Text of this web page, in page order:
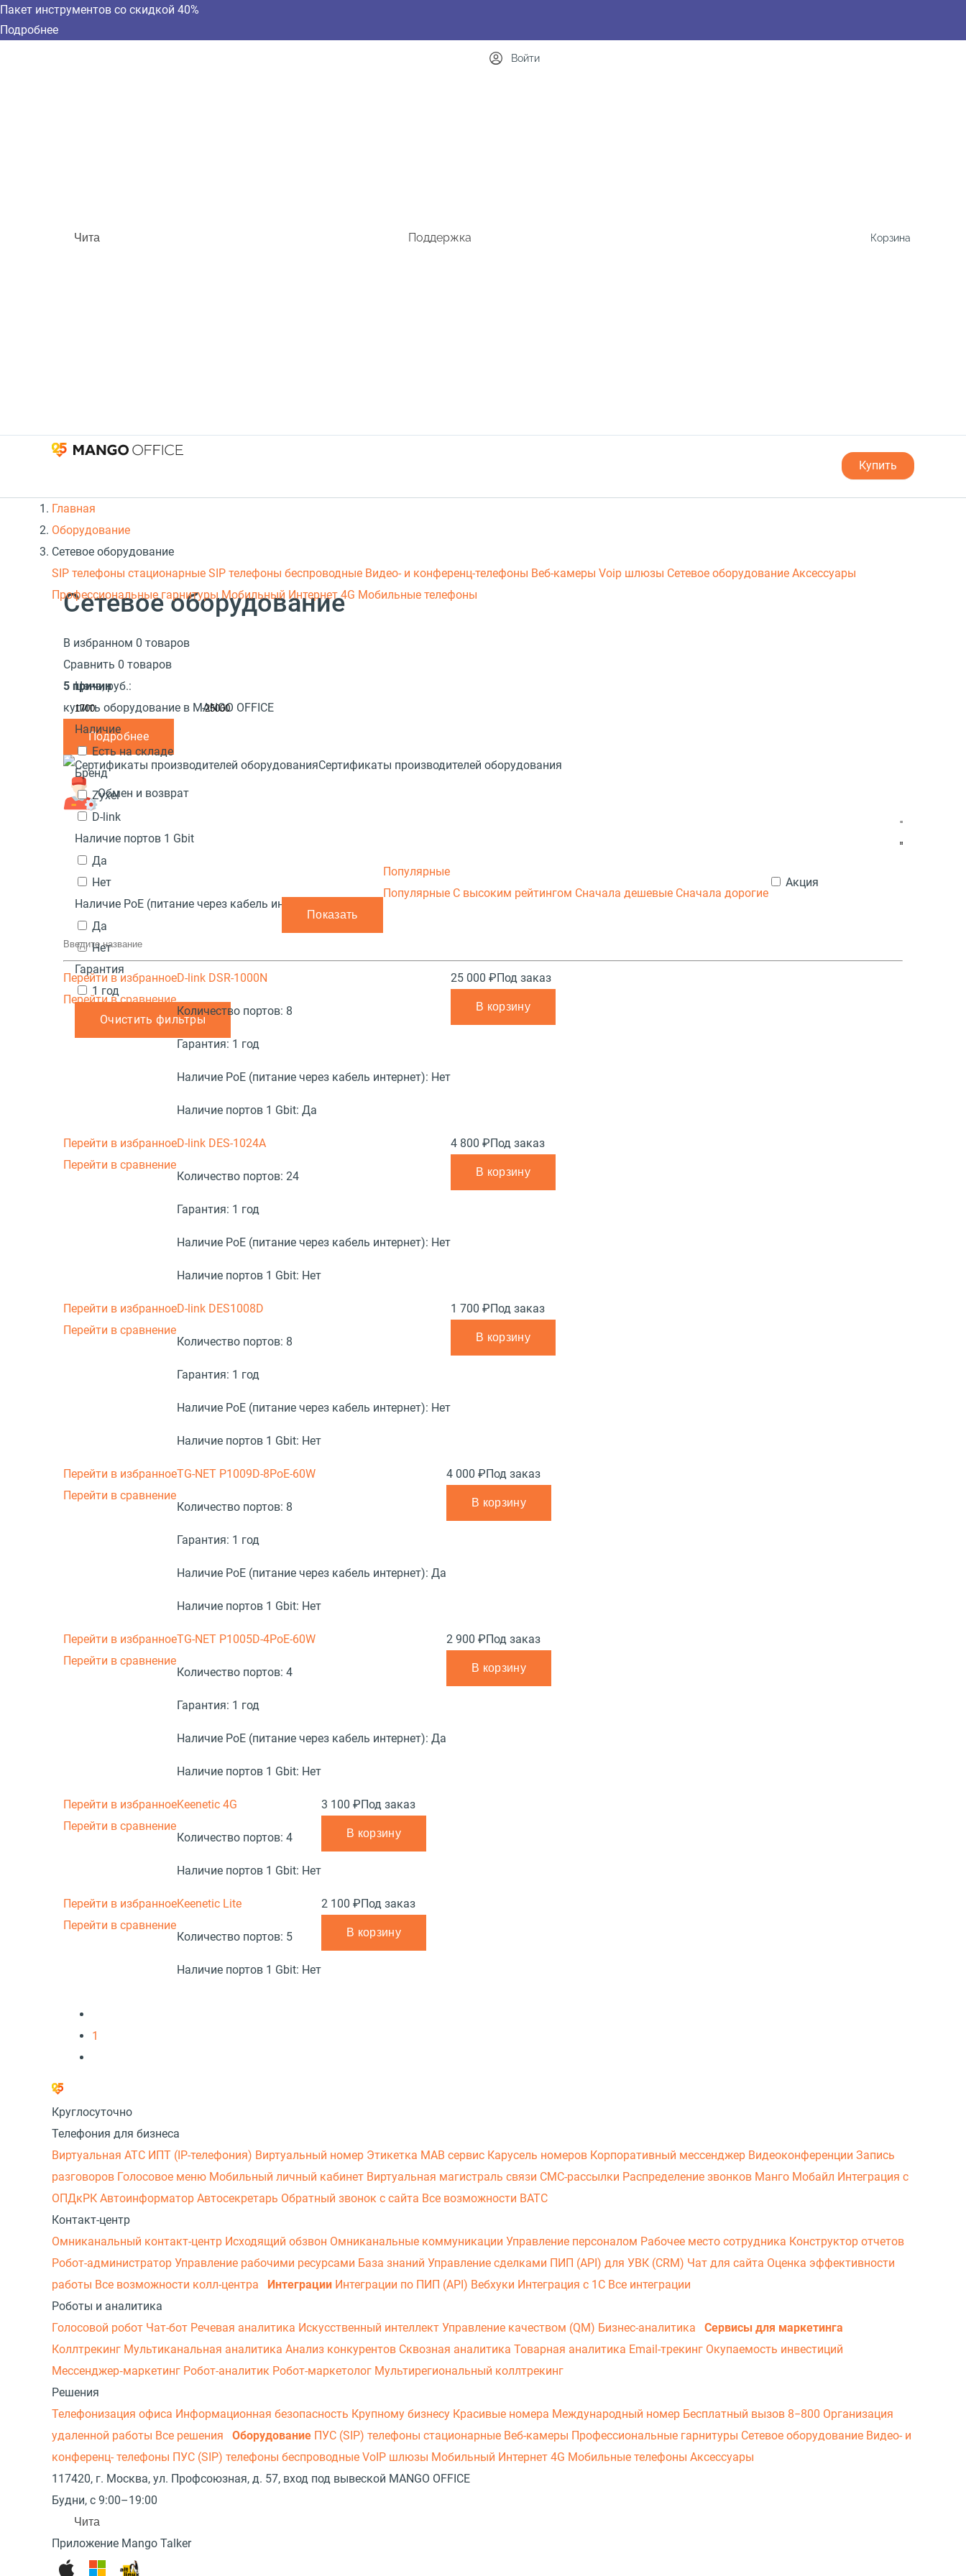
Пакет инструментов со скидкой 40%
Подробнее
Чита Поддержка
Войти
Корзина
Купить
Главная
Оборудование
Сетевое оборудование
SIP телефоны стационарные SIP телефоны беспроводные Видео- и конференц-телефоны Веб-камеры Voip шлюзы Сетевое оборудование Аксессуары
Профессиональные гарнитурыМобильный Интернет 4G Мобильные телефоны
Сетевое оборудование
В избранном 0 товаров
Сравнить 0 товаров
Цена, руб.:
-
Наличие
Есть на складе
Бренд
Zyxel
D-link
Наличие портов 1 Gbit
Да
Нет
Наличие PoE (питание через кабель интернет)
Да
Нет
Гарантия
1 год
Очистить фильтры
5 причин
купить оборудование в MANGO OFFICE
Подробнее
Сертификаты производителей оборудования
Обмен и возврат
Популярные
Популярные С высоким рейтингом Сначала дешевые Сначала дорогие
Акция
Перейти в избранное
Перейти в сравнение
D-link DSR-1000N
Количество портов: 8
Гарантия: 1 год
Наличие PoE (питание через кабель интернет): Нет
Наличие портов 1 Gbit: Да
25 000 ₽Под заказ
В корзину
Перейти в избранное
Перейти в сравнение
D-link DES-1024A
Количество портов: 24
Гарантия: 1 год
Наличие PoE (питание через кабель интернет): Нет
Наличие портов 1 Gbit: Нет
4 800 ₽Под заказ
В корзину
Перейти в избранное
Перейти в сравнение
D-link DES1008D
Количество портов: 8
Гарантия: 1 год
Наличие PoE (питание через кабель интернет): Нет
Наличие портов 1 Gbit: Нет
1 700 ₽Под заказ
В корзину
Перейти в избранное
Перейти в сравнение
TG-NET P1009D-8PoE-60W
Количество портов: 8
Гарантия: 1 год
Наличие PoE (питание через кабель интернет): Да
Наличие портов 1 Gbit: Нет
4 000 ₽Под заказ
В корзину
Перейти в избранное
Перейти в сравнение
TG-NET P1005D-4PoE-60W
Количество портов: 4
Гарантия: 1 год
Наличие PoE (питание через кабель интернет): Да
Наличие портов 1 Gbit: Нет
2 900 ₽Под заказ
В корзину
Перейти в избранное
Перейти в сравнение
Keenetic 4G
Количество портов: 4
Наличие портов 1 Gbit: Нет
3 100 ₽Под заказ
В корзину
Перейти в избранное
Перейти в сравнение
Keenetic Lite
Количество портов: 5
Наличие портов 1 Gbit: Нет
2 100 ₽Под заказ
В корзину
1
Круглосуточно
Телефония для бизнеса
Виртуальная АТС ИПТ (IP-телефония) Виртуальный номер Этикетка МАВ сервис Карусель номеров Корпоративный мессенджер Видеоконференции Запись
разговоров Голосовое меню Мобильный личный кабинет Виртуальная магистраль связи СМС-рассылки Распределение звонков Манго Мобайл Интеграция с
ОПДкРК Автоинформатор Автосекретарь Обратный звонок с сайта Все возможности ВАТС
Контакт-центр
Омниканальный контакт-центр Исходящий обзвон Омниканальные коммуникации Управление персоналом Рабочее место сотрудника Конструктор отчетов
Робот-администратор Управление рабочими ресурсами База знаний Управление сделками ПИП (API) для УВК (CRM) Чат для сайта Оценка эффективности
работы Все возможности колл-центра Интеграции Интеграции по ПИП (API) Вебхуки Интеграция с 1С Все интеграции
Роботы и аналитика
Голосовой робот Чат-бот Речевая аналитика Искусственный интеллект Управление качеством (QM) Бизнес-аналитика
Сервисы для маркетинга
Коллтрекинг Мультиканальная аналитика Анализ конкурентов Сквозная аналитика Товарная аналитика Email-трекинг Окупаемость инвестиций
Мессенджер‑маркетинг Робот-аналитик Робот-маркетолог Мультирегиональный коллтрекинг
Решения
Телефонизация офиса Информационная безопасность Крупному бизнесу Красивые номера Международный номер Бесплатный вызов 8−800 Организация
удаленной работы Все решения Оборудование ПУС (SIP) телефоны стационарные Веб-камеры Профессиональные гарнитуры Сетевое оборудование Видео- и
конференц- телефоны ПУС (SIP) телефоны беспроводные VoIP шлюзы Мобильный Интернет 4G Мобильные телефоны Аксессуары
117420, г. Москва, ул. Профсоюзная, д. 57, вход под вывеской MANGO OFFICE
Будни, с 9:00–19:00
Чита
Приложение Mango Talker